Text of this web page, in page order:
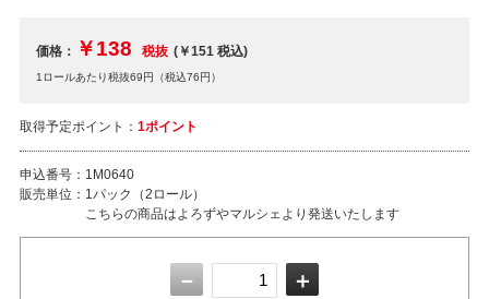
価格： ￥138 税抜 (￥151税込)
1ロールあたり税抜69円（税込76円）
取得予定ポイント： 1ポイント
申込番号： 1M0640
販売単位： 1パック（2ロール）
こちらの商品はよろずやマルシェより発送いたします
－ ＋